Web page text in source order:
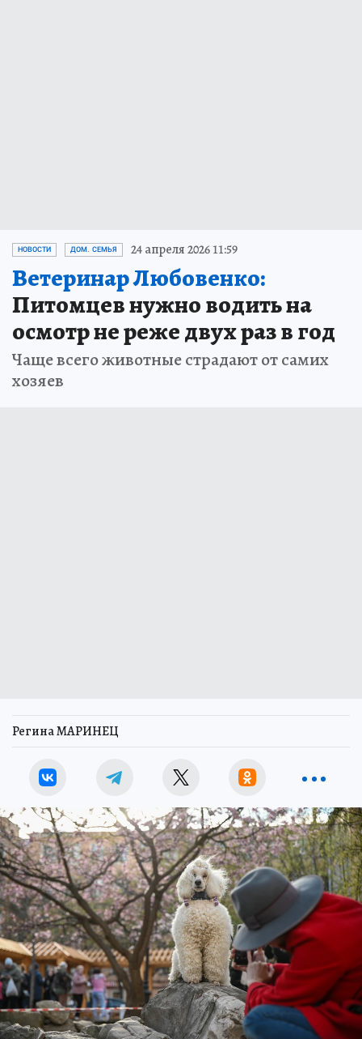
НОВОСТИ ДОМ. СЕМЬЯ 24 апреля 2026 11:59
Ветеринар Любовенко:
Питомцев нужно водить на
осмотр не реже двух раз в год
Чаще всего животные страдают от самих
хозяев
Регина МАРИНЕЦ